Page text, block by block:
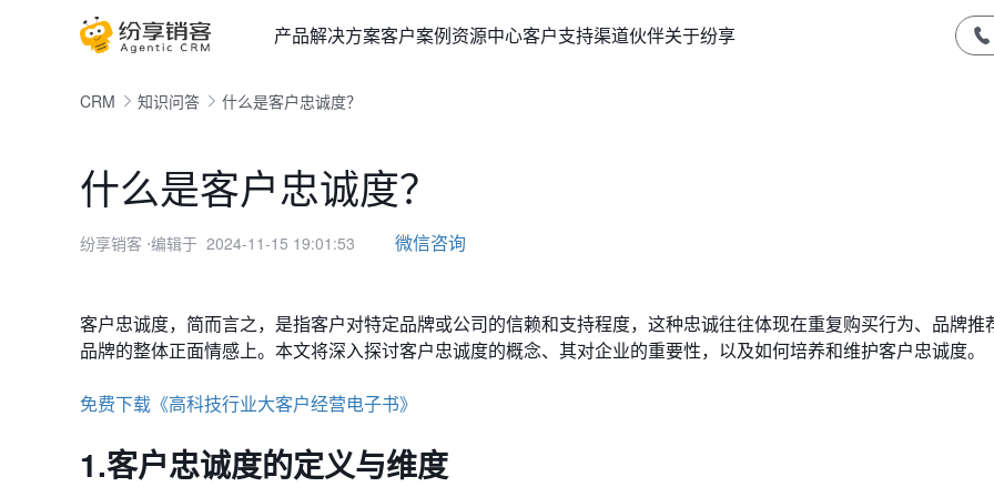
产品解决方案客户案例资源中心客户支持渠道伙伴关于纷享
CRM 知识问答 什么是客户忠诚度？
什么是客户忠诚度？
纷享销客 ⋅编辑于 2024-11-15 19:01:53 微信咨询
客户忠诚度，简而言之，是指客户对特定品牌或公司的信赖和支持程度，这种忠诚往往体现在重复购买行为、品牌推
品牌的整体正面情感上。本文将深入探讨客户忠诚度的概念、其对企业的重要性，以及如何培养和维护客户忠诚度。
免费下载《高科技行业大客户经营电子书》
1.客户忠诚度的定义与维度